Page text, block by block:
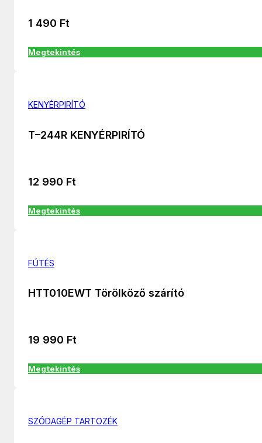
1 490 Ft
Megtekintés
KENYÉRPIRÍTÓ
T–244R KENYÉRPIRÍTÓ
12 990 Ft
Megtekintés
FÚTÉS
HTT010EWT Törölköző szárító
19 990 Ft
Megtekintés
SZÓDAGÉP TARTOZÉK